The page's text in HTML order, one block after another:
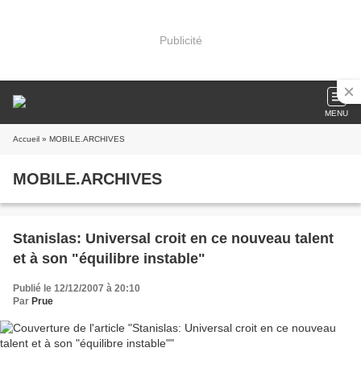
Publicité
MENU
Accueil » MOBILE.ARCHIVES
MOBILE.ARCHIVES
Stanislas: Universal croit en ce nouveau talent
et à son "équilibre instable"
Publié le 12/12/2007 à 20:10
Par Prue